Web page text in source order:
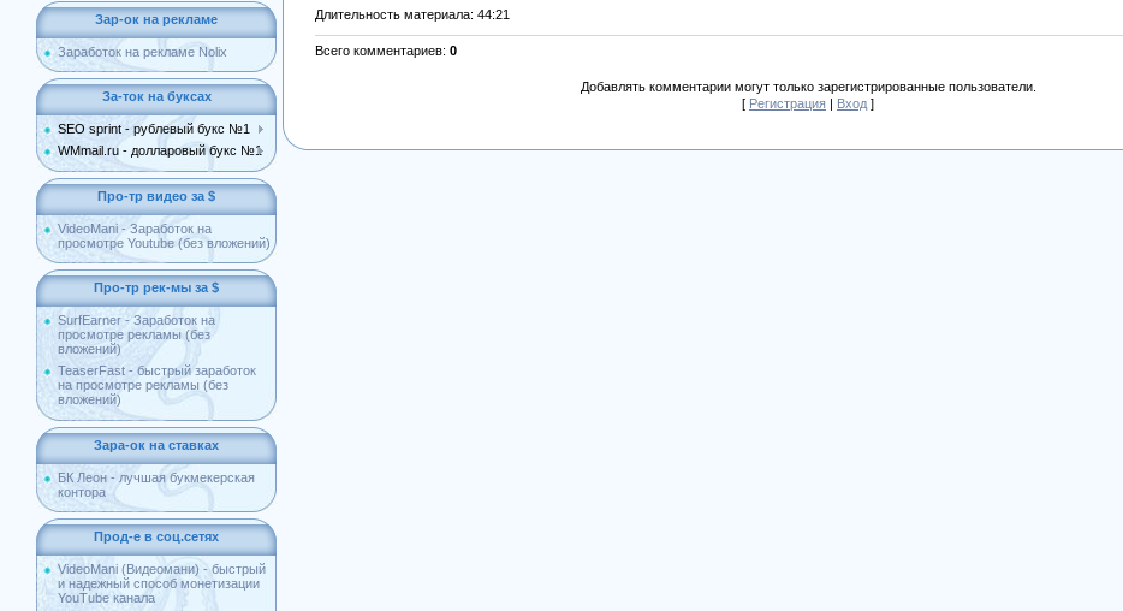
Зар-ок на рекламе
Заработок на рекламе Nolix
За-ток на буксах
SEO sprint - рублевый букс №1
WMmail.ru - долларовый букс №1
Про-тр видео за $
VideoMani - Заработок на
просмотре Youtube (без вложений)
Про-тр рек-мы за $
SurfEarner - Заработок на
просмотре рекламы (без
вложений)
TeaserFast - быстрый заработок
на просмотре рекламы (без
вложений)
Зара-ок на ставках
БК Леон - лучшая букмекерская
контора
Прод-е в соц.сетях
VideoMani (Видеомани) - быстрый
и надежный способ монетизации
YouTube канала
Длительность материала: 44:21
Всего комментариев: 0
Добавлять комментарии могут только зарегистрированные пользователи.
[ Регистрация | Вход ]